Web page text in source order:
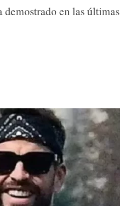
demostrado en las últimas